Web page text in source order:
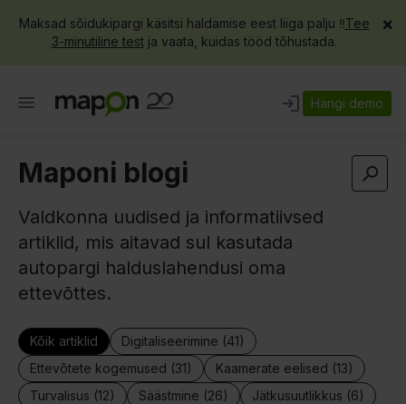
Maksad sõidukipargi käsitsi haldamise eest liiga palju ‼️Tee
3-minutiline testja vaata, kuidas tööd tõhustada.
×
Hangi demo
Maponi blogi
Valdkonna uudised ja informatiivsed
artiklid, mis aitavad sul kasutada
autopargi halduslahendusi oma
ettevõttes.
Kõik artiklid
Digitaliseerimine (41)
Ettevõtete kogemused (31)
Kaamerate eelised (13)
Turvalisus (12)
Säästmine (26)
Jätkusuutlikkus (6)